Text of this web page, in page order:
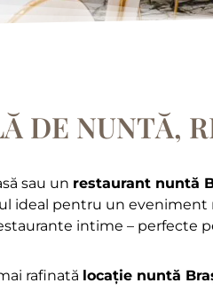
DE NUNTĂ,
sau un restaurant nuntă
ideal pentru un
intime – perfecte
rafinată locație nuntă